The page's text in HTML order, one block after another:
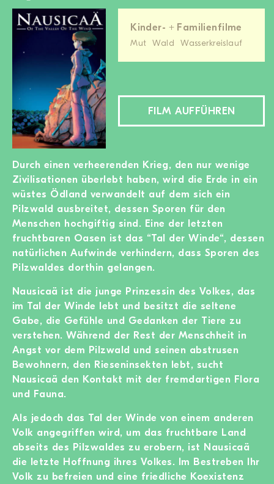
Kinder- + Familienfilme
Mut Wald Wasserkreislauf
FILM AUFFÜHREN
Durch einen verheerenden Krieg, den nur wenige
Zivilisationen überlebt haben, wird die Erde in ein
wüstes Ödland verwandelt auf dem sich ein
Pilzwald ausbreitet, dessen Sporen für den
Menschen hochgiftig sind. Eine der letzten
fruchtbaren Oasen ist das “Tal der Winde“, dessen
natürlichen Aufwinde verhindern, dass Sporen des
Pilzwaldes dorthin gelangen.
Nausicaä ist die junge Prinzessin des Volkes, das
im Tal der Winde lebt und besitzt die seltene
Gabe, die Gefühle und Gedanken der Tiere zu
verstehen. Während der Rest der Menschheit in
Angst vor dem Pilzwald und seinen abstrusen
Bewohnern, den Rieseninsekten lebt, sucht
Nausicaä den Kontakt mit der fremdartigen Flora
und Fauna.
Als jedoch das Tal der Winde von einem anderen
Volk angegriffen wird, um das fruchtbare Land
abseits des Pilzwaldes zu erobern, ist Nausicaä
die letzte Hoffnung ihres Volkes. Im Bestreben Ihr
Volk zu befreien und eine friedliche Koexistenz